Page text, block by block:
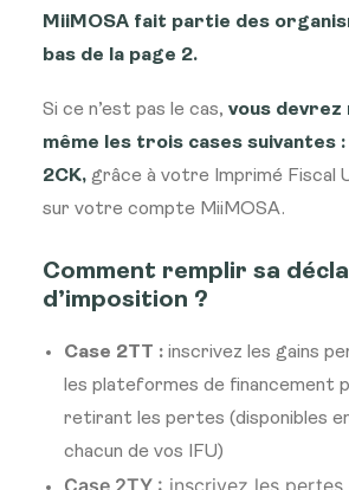
MiiMOSA fait partie des
bas de la page 2.
Si ce n’est pas le cas, vous devrez
même les trois cases suivantes
2CK, grâce à votre Imprimé Fiscal
sur votre compte MiiMOSA.
Comment remplir sa
d’imposition ?
Case 2TT : inscrivez les gains
les plateformes de financement
retirant les pertes (disponibles
chacun de vos IFU)
Case 2TY : inscrivez les